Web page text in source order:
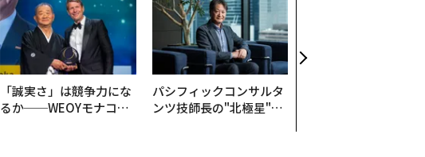
「誠実さ」は競争力にな
るか──WEOYモナコで
パシフィックコンサルタ
ンツ技師長の"北極星"。
【MUFG×ウェルスナビ